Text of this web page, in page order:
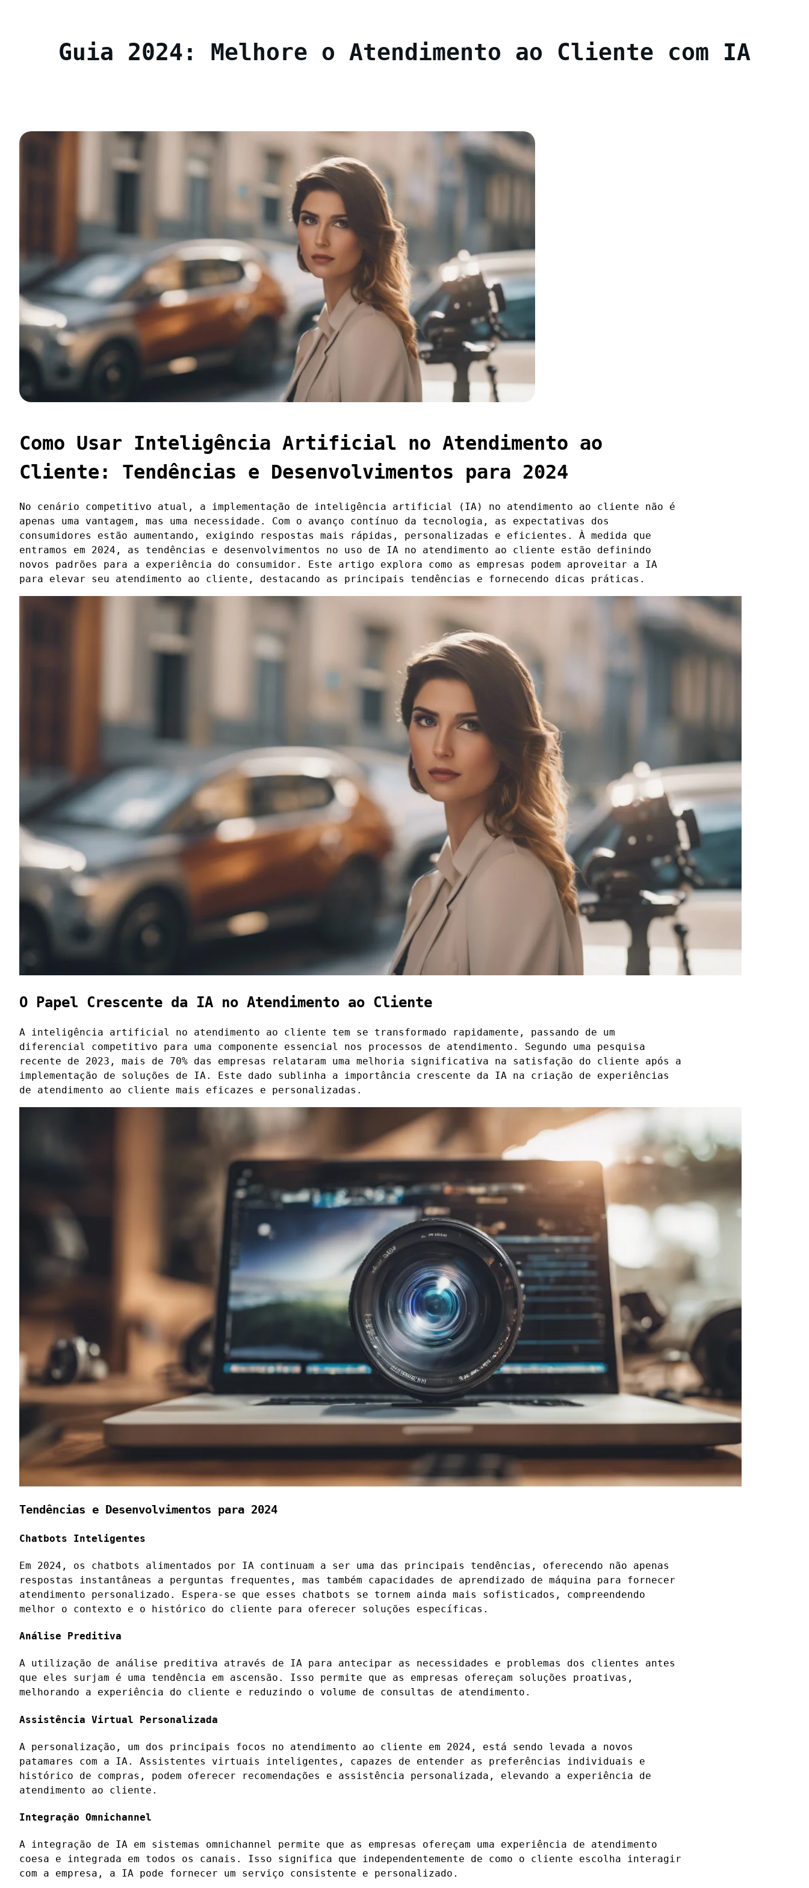
Guia 2024: Melhore o Atendimento ao Cliente com IA
Como Usar Inteligência Artificial no Atendimento ao
Cliente: Tendências e Desenvolvimentos para 2024
No cenário competitivo atual, a implementação de inteligência artificial (IA) no atendimento ao cliente não é
apenas uma vantagem, mas uma necessidade. Com o avanço contínuo da tecnologia, as expectativas dos
consumidores estão aumentando, exigindo respostas mais rápidas, personalizadas e eficientes. À medida que
entramos em 2024, as tendências e desenvolvimentos no uso de IA no atendimento ao cliente estão definindo
novos padrões para a experiência do consumidor. Este artigo explora como as empresas podem aproveitar a IA
para elevar seu atendimento ao cliente, destacando as principais tendências e fornecendo dicas práticas.
O Papel Crescente da IA no Atendimento ao Cliente
A inteligência artificial no atendimento ao cliente tem se transformado rapidamente, passando de um
diferencial competitivo para uma componente essencial nos processos de atendimento. Segundo uma pesquisa
recente de 2023, mais de 70% das empresas relataram uma melhoria significativa na satisfação do cliente após a
implementação de soluções de IA. Este dado sublinha a importância crescente da IA na criação de experiências
de atendimento ao cliente mais eficazes e personalizadas.
Tendências e Desenvolvimentos para 2024
Chatbots Inteligentes
Em 2024, os chatbots alimentados por IA continuam a ser uma das principais tendências, oferecendo não apenas
respostas instantâneas a perguntas frequentes, mas também capacidades de aprendizado de máquina para fornecer
atendimento personalizado. Espera-se que esses chatbots se tornem ainda mais sofisticados, compreendendo
melhor o contexto e o histórico do cliente para oferecer soluções específicas.
Análise Preditiva
A utilização de análise preditiva através de IA para antecipar as necessidades e problemas dos clientes antes
que eles surjam é uma tendência em ascensão. Isso permite que as empresas ofereçam soluções proativas,
melhorando a experiência do cliente e reduzindo o volume de consultas de atendimento.
Assistência Virtual Personalizada
A personalização, um dos principais focos no atendimento ao cliente em 2024, está sendo levada a novos
patamares com a IA. Assistentes virtuais inteligentes, capazes de entender as preferências individuais e
histórico de compras, podem oferecer recomendações e assistência personalizada, elevando a experiência de
atendimento ao cliente.
Integração Omnichannel
A integração de IA em sistemas omnichannel permite que as empresas ofereçam uma experiência de atendimento
coesa e integrada em todos os canais. Isso significa que independentemente de como o cliente escolha interagir
com a empresa, a IA pode fornecer um serviço consistente e personalizado.